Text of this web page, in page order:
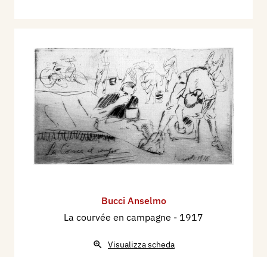
Bucci Anselmo
La courvée en campagne - 1917
Visualizza scheda